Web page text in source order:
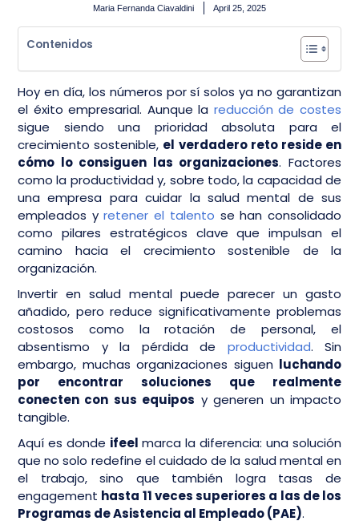
Maria Fernanda Ciavaldini April 25, 2025
Contenidos
Hoy en día, los números por sí solos ya no garantizan
el éxito empresarial. Aunque la reducción de costes
sigue siendo una prioridad absoluta para el
crecimiento sostenible, el verdadero reto reside en
cómo lo consiguen las organizaciones. Factores
como la productividad y, sobre todo, la capacidad de
una empresa para cuidar la salud mental de sus
empleados yretener el talento se han consolidado
como pilares estratégicos clave que impulsan el
camino hacia el crecimiento sostenible de la
organización.
Invertir en salud mental puede parecer un gasto
añadido, pero reduce significativamente problemas
costosos como la rotación de personal, el
absentismo y la pérdida de productividad. Sin
embargo, muchas organizaciones siguen luchando
por encontrar soluciones que realmente
conecten con sus equipos y generen un impacto
tangible.
Aquí es donde ifeel marca la diferencia: una solución
que no solo redefine el cuidado de la salud mental en
el trabajo, sino que también logra tasas de
engagement hasta 11 veces superiores a las de los
Programas de Asistencia al Empleado (PAE).